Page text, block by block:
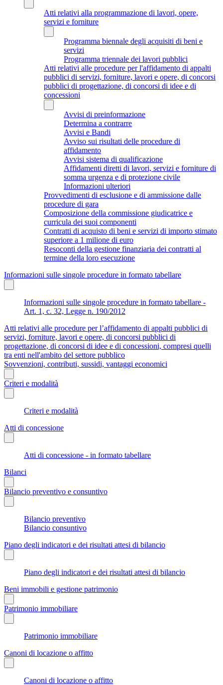
Atti relativi alla programmazione di lavori, opere,
servizi e forniture
Programma biennale degli acquisiti di beni e
servizi
Programma triennale dei lavori pubblici
Atti relativi alle procedure per l'affidamento di appalti
pubblici di servizi, forniture, lavori e opere, di concorsi
pubblici di progettazione, di concorsi di idee e di
concessioni
Avvisi di preinformazione
Determina a contrarre
Avvisi e Bandi
Avviso sui risultati delle procedure di
affidamento
Avvisi sistema di qualificazione
Affidamenti diretti di lavori, servizi e forniture di
somma urgenza e di protezione civile
Informazioni ulteriori
Provvedimenti di esclusione e di ammissione dalle
procedure di gara
Composizione della commissione giudicatrice e
curricula dei suoi componenti
Contratti di acquisto di beni e servizi di importo stimato
superiore a 1 milione di euro
Resoconti della gestione finanziaria dei contratti al
termine della loro esecuzione
Informazioni sulle singole procedure in formato tabellare
Informazioni sulle singole procedure in formato tabellare -
Art. 1, c. 32, Legge n. 190/2012
Atti relativi alle procedure per l’affidamento di appalti pubblici di
servizi, forniture, lavori e opere, di concorsi pubblici di
progettazione, di concorsi di idee e di concessioni, compresi quelli
tra enti nell'ambito del settore pubblico
Sovvenzioni, contributi, sussidi, vantaggi economici
Criteri e modalità
Criteri e modalità
Atti di concessione
Atti di concessione - in formato tabellare
Bilanci
Bilancio preventivo e consuntivo
Bilancio preventivo
Bilancio consuntivo
Piano degli indicatori e dei risultati attesi di bilancio
Piano degli indicatori e dei risultati attesi di bilancio
Beni immobili e gestione patrimonio
Patrimonio immobiliare
Patrimonio immobiliare
Canoni di locazione o affitto
Canoni di locazione o affitto